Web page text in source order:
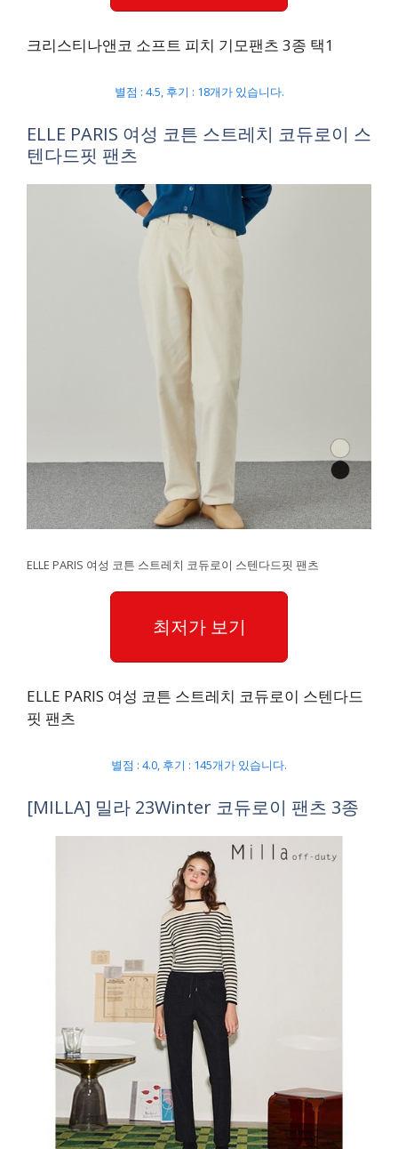
크리스티나앤코 소프트 피치 기모팬츠 3종 택1
별점 : 4.5, 후기 : 18개가 있습니다.
ELLE PARIS 여성 코튼 스트레치 코듀로이 스
텐다드핏 팬츠
ELLE PARIS 여성 코튼 스트레치 코듀로이 스텐다드핏 팬츠
최저가 보기
ELLE PARIS 여성 코튼 스트레치 코듀로이 스텐다드
핏 팬츠
별점 : 4.0, 후기 : 145개가 있습니다.
[MILLA] 밀라 23Winter 코듀로이 팬츠 3종